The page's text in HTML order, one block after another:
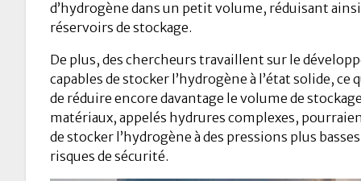
d’hydrogène dans un petit volume, réduisant
réservoirs de stockage.
De plus, des chercheurs travaillent sur le
capables de stocker l’hydrogène à l’état solide,
de réduire encore davantage le volume de
matériaux, appelés hydrures complexes,
de stocker l’hydrogène à des pressions plus
risques de sécurité.